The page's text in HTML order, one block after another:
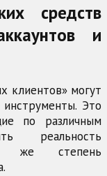
средств
и
клиентов» могут
Это
по различным
реальность
же степень